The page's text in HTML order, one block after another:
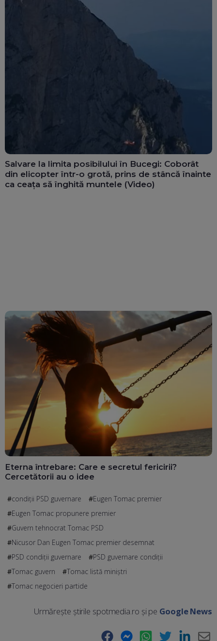
Salvare la limita posibilului în Bucegi: Coborât
din elicopter într-o grotă, prins de stâncă înainte
ca ceața să înghită muntele (Video)
Eterna întrebare: Care e secretul fericirii?
Cercetătorii au o idee
condiții PSD guvernare
Eugen Tomac premier
Eugen Tomac propunere premier
Guvern tehnocrat Tomac PSD
Nicusor Dan Eugen Tomac premier desemnat
PSD condiții guvernare
PSD guvernare condiții
Tomac guvern
Tomac listă miniştri
Tomac negocieri partide
Urmărește știrile spotmedia.ro și pe Google News
Facebook Messenger WhatsApp Twitter LinkedIn